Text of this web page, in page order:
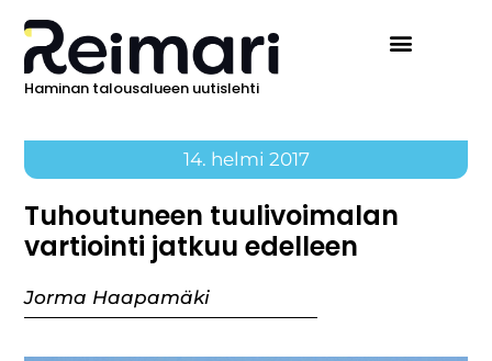
Haminan talousalueen uutislehti
14. helmi 2017
Tuhoutuneen tuulivoimalan
vartiointi jatkuu edelleen
Jorma Haapamäki